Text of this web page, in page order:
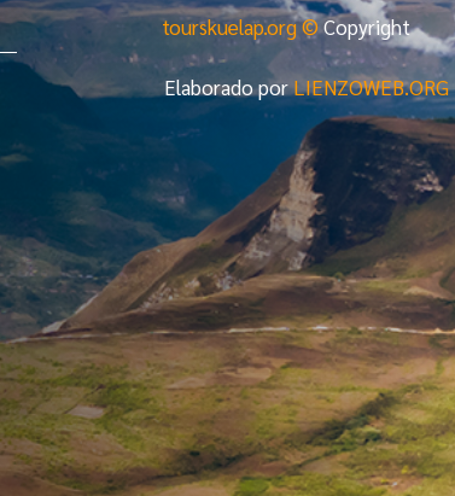
tourskuelap.org ©Copyright
Elaborado porLIENZOWEB.ORG